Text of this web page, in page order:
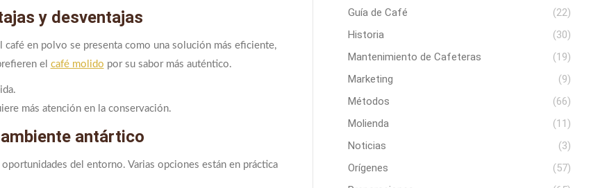
y desventajas
café en polvo se presenta como una solución más eficiente,
el café molido por su sabor más auténtico.
más atención en la conservación.
antártico
del entorno. Varias opciones están en práctica
Guía de Café
(22)
Historia
(30)
Mantenimiento de Cafeteras
(19)
Marketing
(9)
Métodos
(66)
Molienda
(11)
Noticias
(3)
Orígenes
(57)